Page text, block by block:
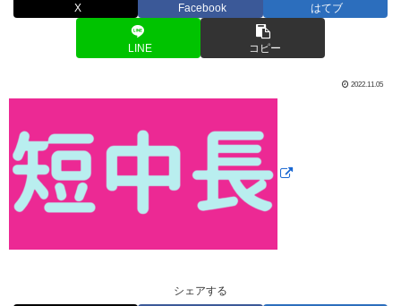
X Facebook はてブ
LINE コピー
2022.11.05
シェアする